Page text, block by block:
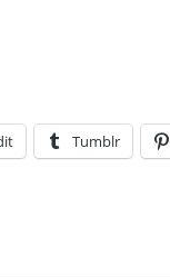
Tumblr